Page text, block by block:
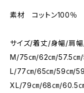
素材 コットン100％
サイズ/着丈/身幅/肩
M/75㎝/62㎝/57.5㎝
L/77㎝/65㎝/59㎝/
XL/79㎝/68㎝/60.5